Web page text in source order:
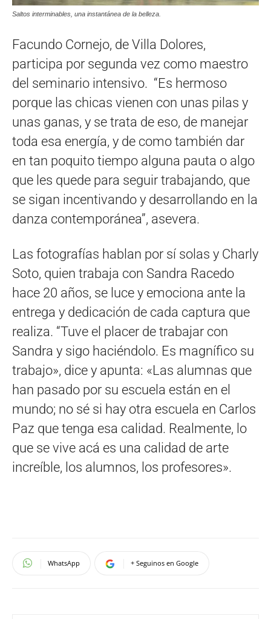
Saltos interminables, una instantánea de la belleza.
Facundo Cornejo, de Villa Dolores,
participa por segunda vez como maestro
del seminario intensivo. “Es hermoso
porque las chicas vienen con unas pilas y
unas ganas, y se trata de eso, de manejar
toda esa energía, y de como también dar
en tan poquito tiempo alguna pauta o algo
que les quede para seguir trabajando, que
se sigan incentivando y desarrollando en la
danza contemporánea”, asevera.
Las fotografías hablan por sí solas y Charly
Soto, quien trabaja con Sandra Racedo
hace 20 años, se luce y emociona ante la
entrega y dedicación de cada captura que
realiza. “Tuve el placer de trabajar con
Sandra y sigo haciéndolo. Es magnífico su
trabajo», dice y apunta: «Las alumnas que
han pasado por su escuela están en el
mundo; no sé si hay otra escuela en Carlos
Paz que tenga esa calidad. Realmente, lo
que se vive acá es una calidad de arte
increíble, los alumnos, los profesores».
WhatsApp + Seguinos en Google